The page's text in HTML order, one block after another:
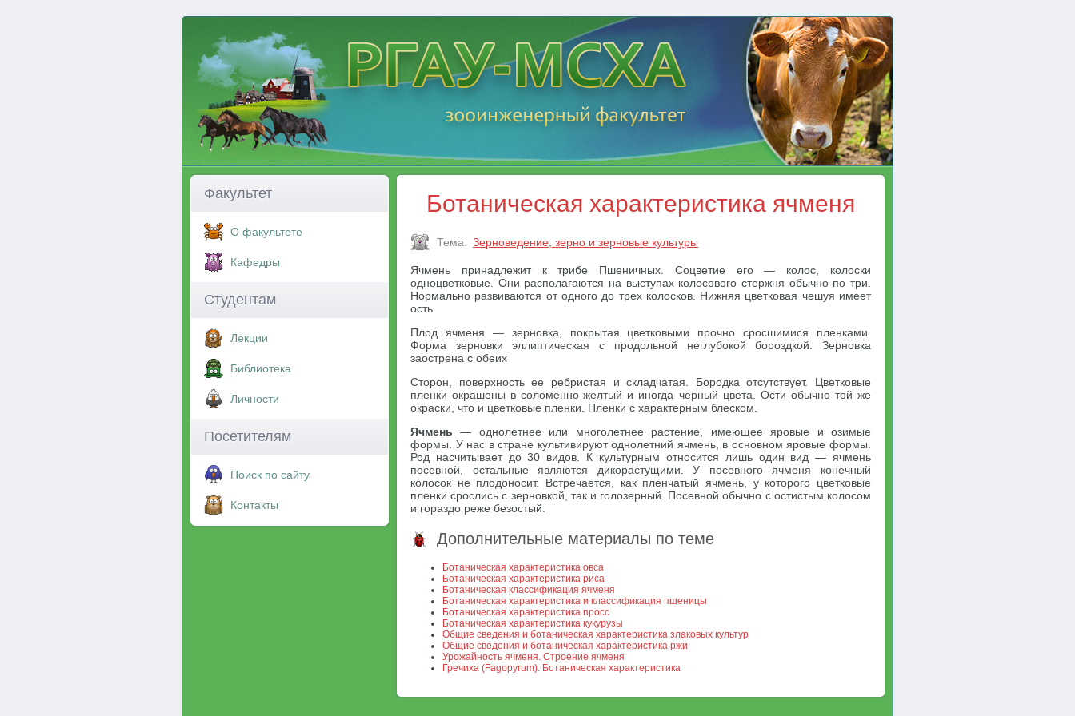
Факультет
О факультете
Кафедры
Студентам
Лекции
Библиотека
Личности
Посетителям
Поиск по сайту
Контакты
Ботаническая характеристика ячменя
Тема: Зерноведение, зерно и зерновые культуры
Ячмень принадлежит к трибе Пшеничных. Соцветие его — колос, колоски
одноцветковые. Они располагаются на выступах колосового стержня обычно по три.
Нормально развиваются от одного до трех колосков. Нижняя цветковая чешуя имеет
ость.
Плод ячменя — зерновка, покрытая цветковыми прочно сросшимися пленками.
Форма зерновки эллиптическая с продольной неглубокой бороздкой. Зерновка
заострена с обеих
Сторон, поверхность ее ребристая и складчатая. Бородка отсутствует. Цветковые
пленки окрашены в соломенно-желтый и иногда черный цвета. Ости обычно той же
окраски, что и цветковые пленки. Пленки с характерным блеском.
Ячмень — однолетнее или многолетнее растение, имеющее яровые и озимые
формы. У нас в стране культивируют однолетний ячмень, в основном яровые формы.
Род насчитывает до 30 видов. К культурным относится лишь один вид — ячмень
посевной, остальные являются дикорастущими. У посевного ячменя конечный
колосок не плодоносит. Встречается, как пленчатый ячмень, у которого цветковые
пленки срослись с зерновкой, так и голозерный. Посевной обычно с остистым колосом
и гораздо реже безостый.
Дополнительные материалы по теме
Ботаническая характеристика овса
Ботаническая характеристика риса
Ботаническая классификация ячменя
Ботаническая характеристика и классификация пшеницы
Ботаническая характеристика просо
Ботаническая характеристика кукурузы
Общие сведения и ботаническая характеристика злаковых культур
Общие сведения и ботаническая характеристика ржи
Урожайность ячменя. Строение ячменя
Гречиха (Fagopyrum). Ботаническая характеристика